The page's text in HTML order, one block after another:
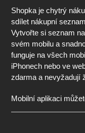
Shopka je chytrý
sdílet nákupní
Vytvořte si seznam
svém mobilu a
funguje na všech
iPhonech nebo ve
zdarma a nevyžadují
Mobilní aplikaci